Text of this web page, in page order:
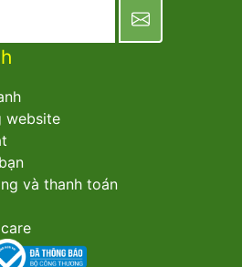
website
và thanh toán